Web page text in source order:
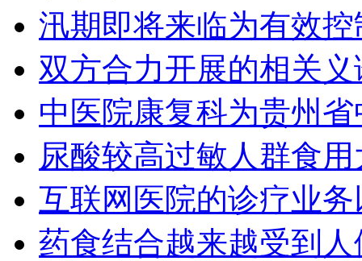
汛期即将来临为有效控
双方合力开展的相关义
中医院康复科为贵州省
尿酸较高过敏人群食用
互联网医院的诊疗业务
药食结合越来越受到人